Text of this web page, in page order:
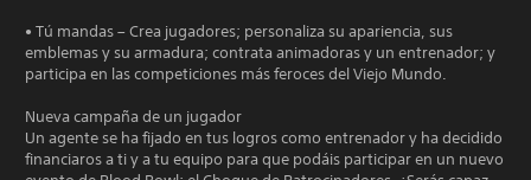
• Tú mandas – Crea jugadores; personaliza su apariencia, sus
emblemas y su armadura; contrata animadoras y un entrenador; y
participa en las competiciones más feroces del Viejo Mundo.
Nueva campaña de un jugador
Un agente se ha fijado en tus logros como entrenador y ha decidido
financiaros a ti y a tu equipo para que podáis participar en un nuevo